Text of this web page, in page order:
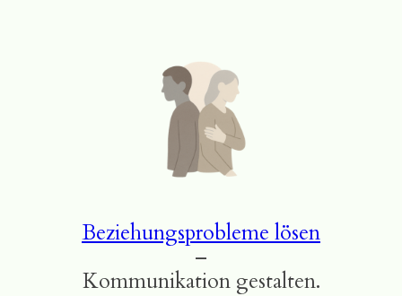
Beziehungsprobleme lösen
–
Kommunikation gestalten.